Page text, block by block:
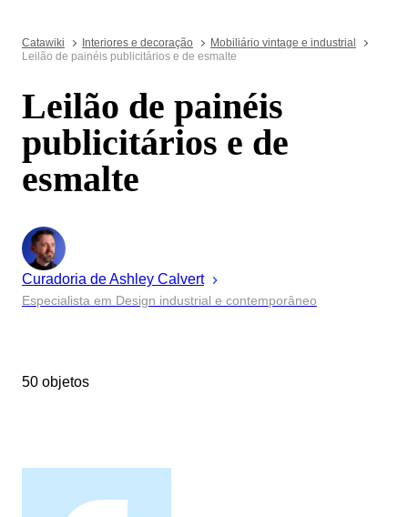
Catawiki Interiores e decoração
Mobiliário vintage e industrial
Leilão de painéis publicitários e de esmalte
Leilão de painéis
publicitários e de
esmalte
Curadoria deAshley Calvert
Especialista em Design industrial e contemporâneo
50 objetos